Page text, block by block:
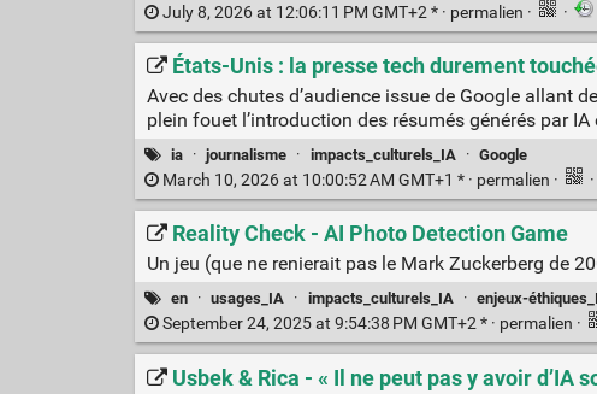
July 8, 2026 at 12:06:11 PM GMT+2 * · permalien · ·
États-Unis : la presse tech durement
Avec des chutes d’audience issue de Google allant
plein fouet l’introduction des résumés générés par
ia · journalisme · impacts_culturels_IA · Google
March 10, 2026 at 10:00:52 AM GMT+1 * · permalien · ·
Reality Check - AI Photo Detection Game
Un jeu (que ne renierait pas le Mark Zuckerberg de
en · usages_IA · impacts_culturels_IA · enjeux-
September 24, 2025 at 9:54:38 PM GMT+2 * · permalien ·
Usbek & Rica - « Il ne peut pas y avoir d’IA